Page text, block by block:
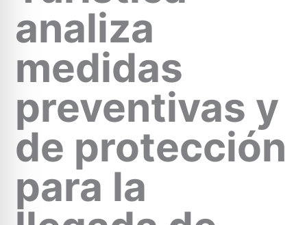
analiza
medidas
preventivas y
de protección
para la